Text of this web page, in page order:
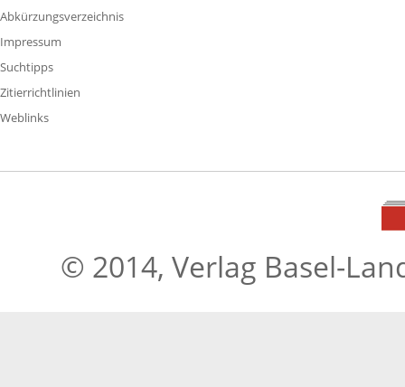
Abkürzungsverzeichnis
Impressum
Suchtipps
Zitierrichtlinien
Weblinks
© 2014, Verlag Basel-